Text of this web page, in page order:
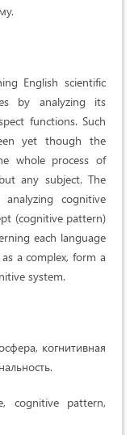
English scientific
by analyzing its
functions. Such
yet though the
whole process of
any subject. The
cognitive
(cognitive pattern)
each language
a complex, form a
system.
когнитивная
cognitive pattern,